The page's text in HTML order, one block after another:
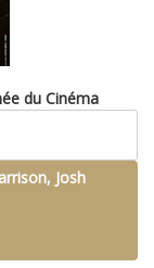
du Cinéma
Josh